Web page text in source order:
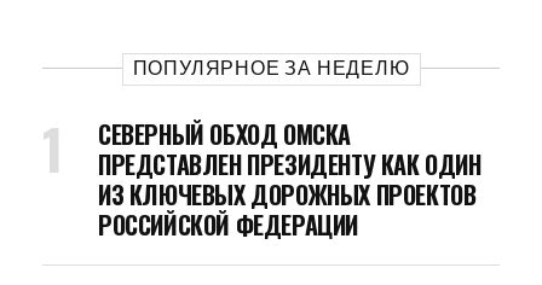
ПОПУЛЯРНОЕ ЗА НЕДЕЛЮ
СЕВЕРНЫЙ ОБХОД ОМСКА
ПРЕДСТАВЛЕН ПРЕЗИДЕНТУ КАК ОДИН
ИЗ КЛЮЧЕВЫХ ДОРОЖНЫХ ПРОЕКТОВ
РОССИЙСКОЙ ФЕДЕРАЦИИ